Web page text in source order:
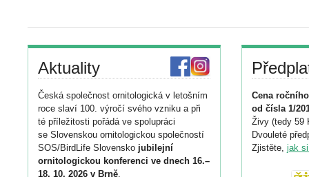
Aktuality
Česká společnost ornitologická v letošním
roce slaví 100. výročí svého vzniku a při
té příležitosti pořádá ve spolupráci
se Slovenskou ornitologickou společností
SOS/BirdLife Slovensko jubilejní
ornitologickou konferenci ve dnech 16.–
18. 10. 2026 v Brně.
Cena
od čísla 1/
Živy (tedy 59
Dvouleté
Zjistěte, jak